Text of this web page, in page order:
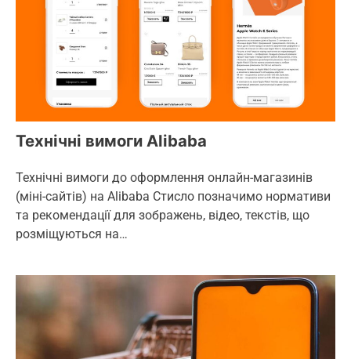
Технічні вимоги Alibaba
Технічні вимоги до оформлення онлайн-магазинів
(міні-сайтів) на Alibaba Стисло позначимо нормативи
та рекомендації для зображень, відео, текстів, що
розміщуються на…